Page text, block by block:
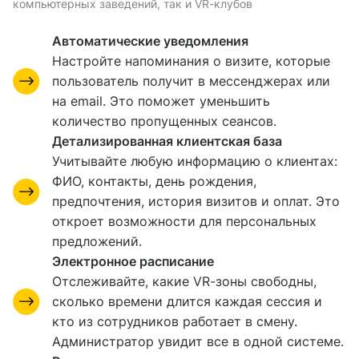
компьютерных заведений, так и VR-клубов
Автоматические уведомления
Настройте напоминания о визите, которые
пользователь получит в мессенджерах или
на email. Это поможет уменьшить
количество пропущенных сеансов.
Детализированная клиентская база
Учитывайте любую информацию о клиентах:
ФИО, контакты, день рождения,
предпочтения, история визитов и оплат. Это
откроет возможности для персональных
предложений.
Электронное расписание
Отслеживайте, какие VR-зоны свободны,
сколько времени длится каждая сессия и
кто из сотрудников работает в смену.
Администратор увидит все в одной системе.